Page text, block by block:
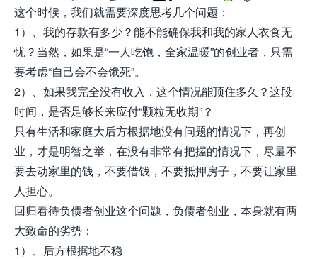
这个时候，我们就需要深度思考几个问题：
1）、我的存款有多少？能不能确保我和我的家人衣食无
忧？当然，如果是“一人吃饱，全家温暖”的创业者，只需
要考虑“自己会不会饿死”。
2）、如果我完全没有收入，这个情况能顶住多久？这段
时间，是否足够长来应付“颗粒无收期”？
只有生活和家庭大后方根据地没有问题的情况下，再创
业，才是明智之举，在没有非常有把握的情况下，尽量不
要去动家里的钱，不要借钱，不要抵押房子，不要让家里
人担心。
回归看待负债者创业这个问题，负债者创业，本身就有两
大致命的劣势：
1）、后方根据地不稳